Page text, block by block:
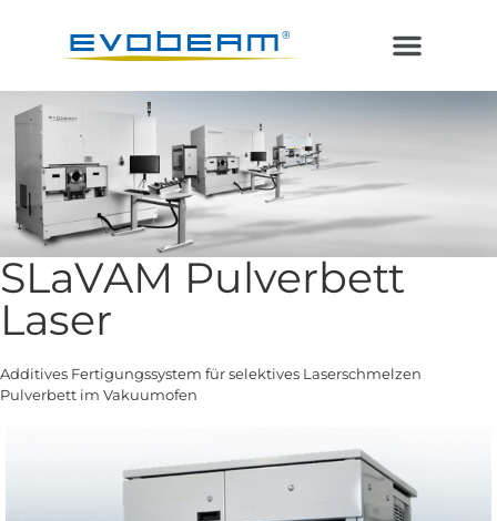
SLaVAM Pulverbett
Laser
Additives Fertigungssystem für selektives Laserschmelzen
Pulverbett im Vakuumofen